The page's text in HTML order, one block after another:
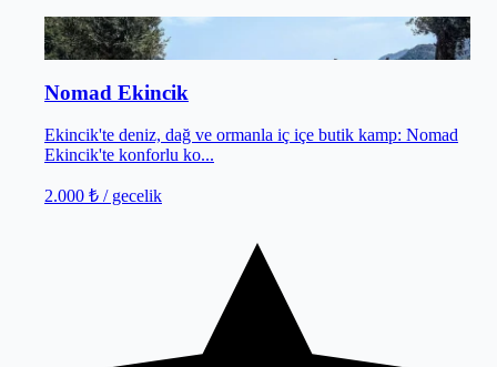
Köyceğiz/Muğla
Nomad Ekincik
Ekincik'te deniz, dağ ve ormanla iç içe butik kamp: Nomad
Ekincik'te konforlu ko...
2.000 ₺ / gecelik